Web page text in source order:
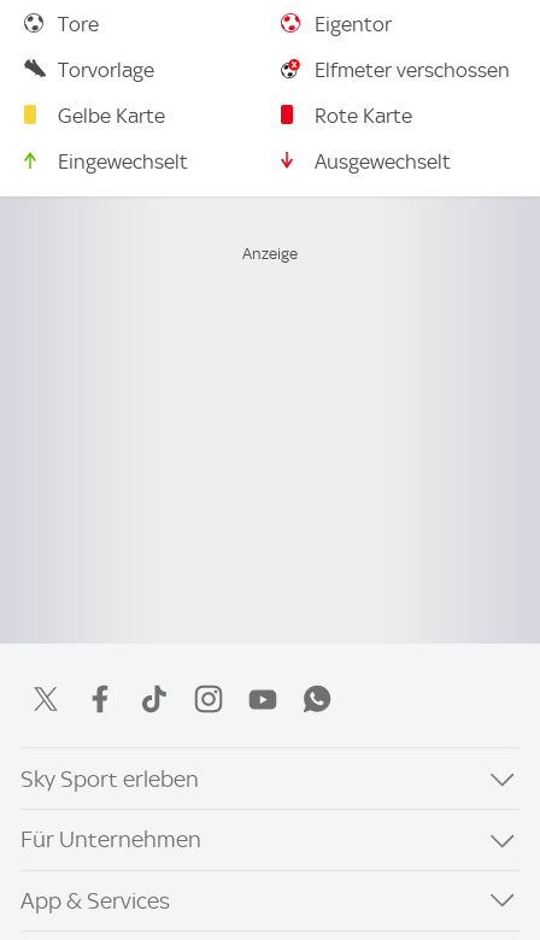
Tore
Eigentor
Torvorlage
Elfmeter verschossen
Gelbe Karte
Rote Karte
Eingewechselt
Ausgewechselt
Sky Sport erleben
Für Unternehmen
App & Services